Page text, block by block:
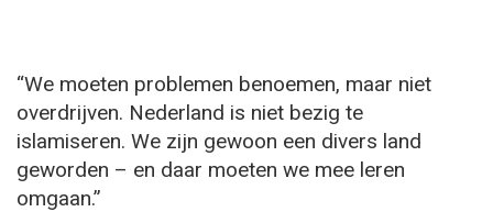
“We moeten problemen benoemen, maar niet
overdrijven. Nederland is niet bezig te
islamiseren. We zijn gewoon een divers land
geworden – en daar moeten we mee leren
omgaan.”